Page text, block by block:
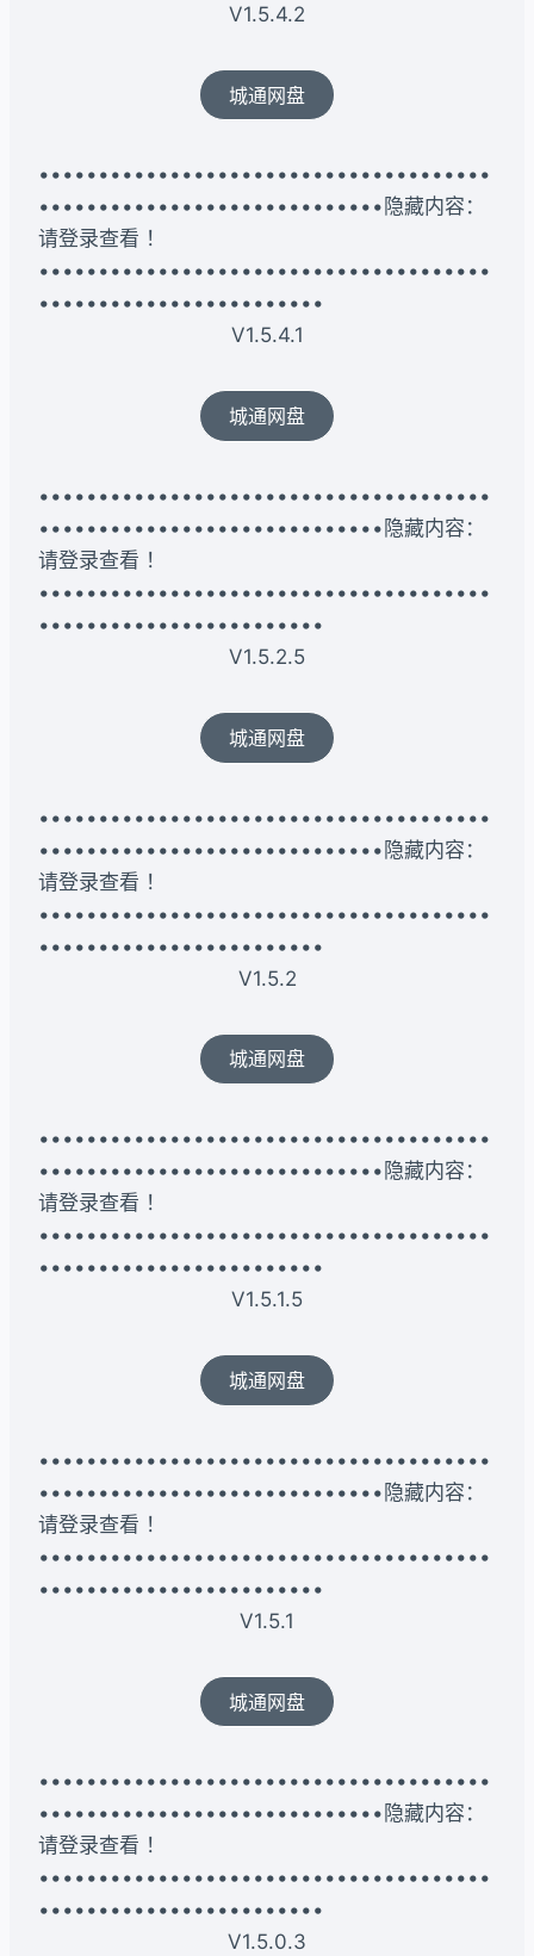
V1.5.4.2
城通网盘
••••••••••••••••••••••••••••••••••••••
•••••••••••••••••••••••••••••隐藏内容：
请登录查看 ！
••••••••••••••••••••••••••••••••••••••
••••••••••••••••••••••••
V1.5.4.1
城通网盘
••••••••••••••••••••••••••••••••••••••
•••••••••••••••••••••••••••••隐藏内容：
请登录查看 ！
••••••••••••••••••••••••••••••••••••••
••••••••••••••••••••••••
V1.5.2.5
城通网盘
••••••••••••••••••••••••••••••••••••••
•••••••••••••••••••••••••••••隐藏内容：
请登录查看 ！
••••••••••••••••••••••••••••••••••••••
••••••••••••••••••••••••
V1.5.2
城通网盘
••••••••••••••••••••••••••••••••••••••
•••••••••••••••••••••••••••••隐藏内容：
请登录查看 ！
••••••••••••••••••••••••••••••••••••••
••••••••••••••••••••••••
V1.5.1.5
城通网盘
••••••••••••••••••••••••••••••••••••••
•••••••••••••••••••••••••••••隐藏内容：
请登录查看 ！
••••••••••••••••••••••••••••••••••••••
••••••••••••••••••••••••
V1.5.1
城通网盘
••••••••••••••••••••••••••••••••••••••
•••••••••••••••••••••••••••••隐藏内容：
请登录查看 ！
••••••••••••••••••••••••••••••••••••••
••••••••••••••••••••••••
V1.5.0.3